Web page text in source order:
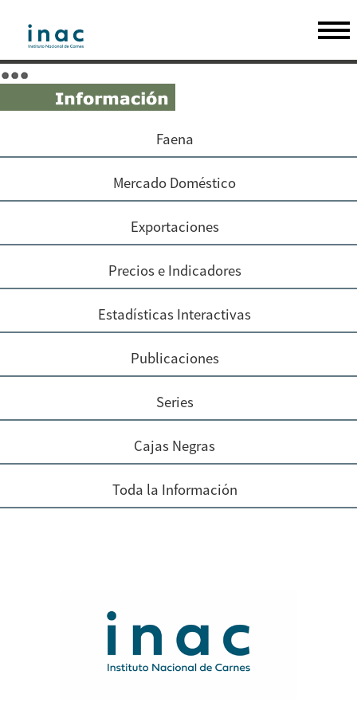
Faena
Mercado Doméstico
Exportaciones
Precios e Indicadores
Estadísticas Interactivas
Publicaciones
Series
Cajas Negras
Toda la Información